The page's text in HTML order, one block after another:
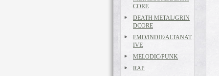
CORE
DEATH METAL/GRIN
DCORE
EMO/INDIE/ALTANAT
IVE
MELODIC/PUNK
RAP